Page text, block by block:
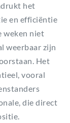
het
en efficiëntie
weken niet
weerbaar zijn
Het
vooral
die direct